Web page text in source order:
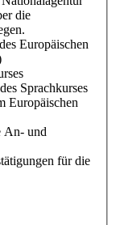
die
Europäischen
Sprachkurses
Europäischen
An- und
für die